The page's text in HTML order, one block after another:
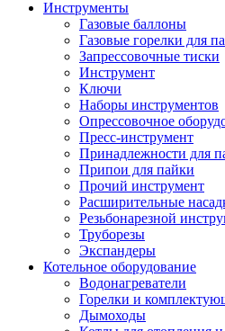
Инструменты
Газовые баллоны
Газовые горелки для
Запрессовочные тиски
Инструмент
Ключи
Наборы инструментов
Опрессовочное
Пресс-инструмент
Принадлежности для
Припои для пайки
Прочий инструмент
Расширительные
Резьбонарезной
Труборезы
Экспандеры
Котельное оборудование
Водонагреватели
Горелки и
Дымоходы